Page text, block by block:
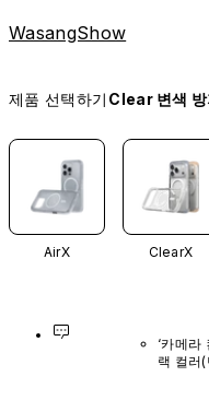
WasangShow
제품 선택하기 Clear 변색 방
AirX ClearX
‘카메라
랙 컬러